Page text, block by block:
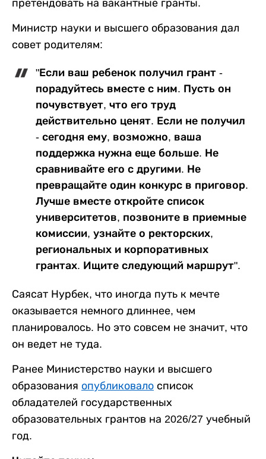
претендовать на вакантные гранты.
Министр науки и высшего образования дал
совет родителям:
"Если ваш ребенок получил грант -
порадуйтесь вместе с ним. Пусть он
почувствует, что его труд
действительно ценят. Если не получил
- сегодня ему, возможно, ваша
поддержка нужна еще больше. Не
сравнивайте его с другими. Не
превращайте один конкурс в приговор.
Лучше вместе откройте список
университетов, позвоните в приемные
комиссии, узнайте о ректорских,
региональных и корпоративных
грантах. Ищите следующий маршрут".
Саясат Нурбек, что иногда путь к мечте
оказывается немного длиннее, чем
планировалось. Но это совсем не значит, что
он ведет не туда.
Ранее Министерство науки и высшего
образования опубликовало список
обладателей государственных
образовательных грантов на 2026/27 учебный
год.